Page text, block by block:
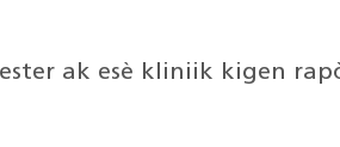
ak esè kliniik kigen